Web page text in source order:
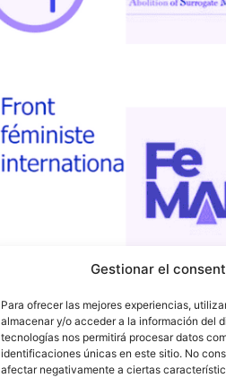
Gestionar el
Para ofrecer las mejores experiencias,
almacenar y/o acceder a la información del
tecnologías nos permitirá procesar datos
identificaciones únicas en este sitio. No
afectar negativamente a ciertas